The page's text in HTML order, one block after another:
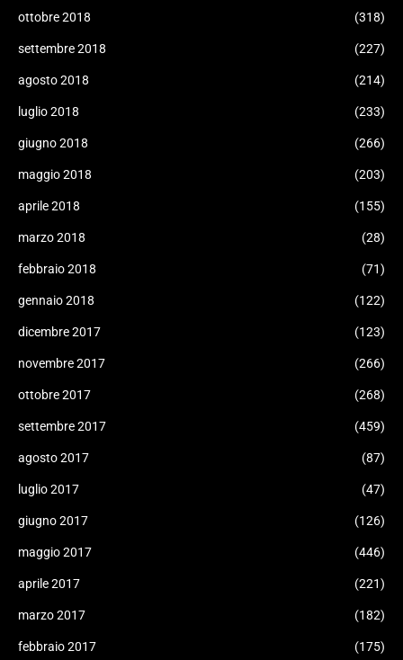
ottobre 2018 (318)
settembre 2018 (227)
agosto 2018 (214)
luglio 2018 (233)
giugno 2018 (266)
maggio 2018 (203)
aprile 2018 (155)
marzo 2018 (28)
febbraio 2018 (71)
gennaio 2018 (122)
dicembre 2017 (123)
novembre 2017 (266)
ottobre 2017 (268)
settembre 2017 (459)
agosto 2017 (87)
luglio 2017 (47)
giugno 2017 (126)
maggio 2017 (446)
aprile 2017 (221)
marzo 2017 (182)
febbraio 2017 (175)